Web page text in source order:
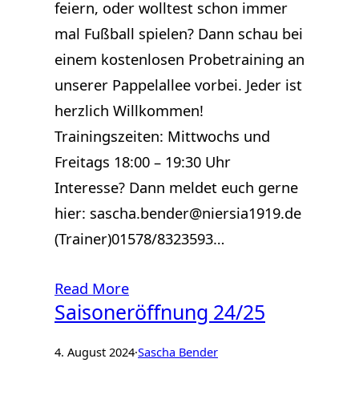
feiern, oder wolltest schon immer
mal Fußball spielen? Dann schau bei
einem kostenlosen Probetraining an
unserer Pappelallee vorbei. Jeder ist
herzlich Willkommen!
Trainingszeiten: Mittwochs und
Freitags 18:00 – 19:30 Uhr
Interesse? Dann meldet euch gerne
hier: sascha.bender@niersia1919.de
(Trainer)01578/8323593…
Read More
Saisoneröffnung 24/25
4. August 2024·Sascha Bender